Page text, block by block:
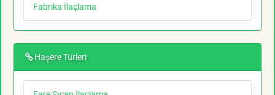
Fabrika İlaçlama
Haşere Türleri